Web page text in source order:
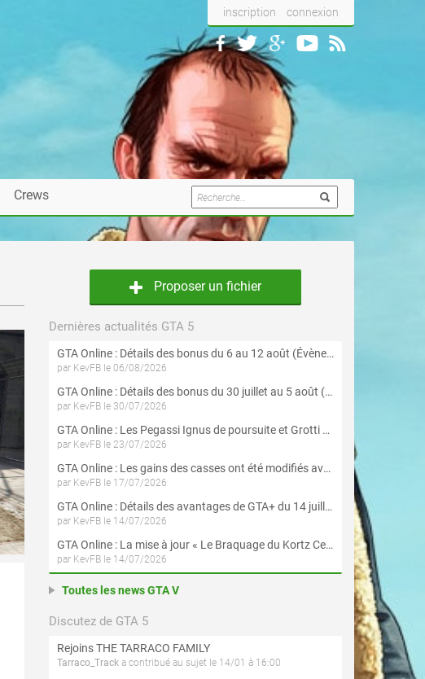
inscription connexion
Crews
Proposer un fichier
Dernières actualités GTA 5
GTA Online : Détails des bonus du 6 au 12 août (Évènement « Braquages de l'été » - Suite et fin)
par KevFB le 06/08/2026
GTA Online : Détails des bonus du 30 juillet au 5 août (Évènement « Braquages d'été »)
par KevFB le 30/07/2026
GTA Online : Les Pegassi Ignus de poursuite et Grotti Veleno GT sont maintenant disponibles
par KevFB le 23/07/2026
GTA Online : Les gains des casses ont été modifiés avec la mise à jour « Le Braquage du Kortz Center »
par KevFB le 17/07/2026
GTA Online : Détails des avantages de GTA+ du 14 juillet au 12 août
par KevFB le 14/07/2026
GTA Online : La mise à jour « Le Braquage du Kortz Center » est maintenant disponible
par KevFB le 14/07/2026
Toutes les news GTA V
Discutez de GTA 5
Rejoins THE TARRACO FAMILY
Tarraco_Track a contribué au sujet le 14/01 à 16:00